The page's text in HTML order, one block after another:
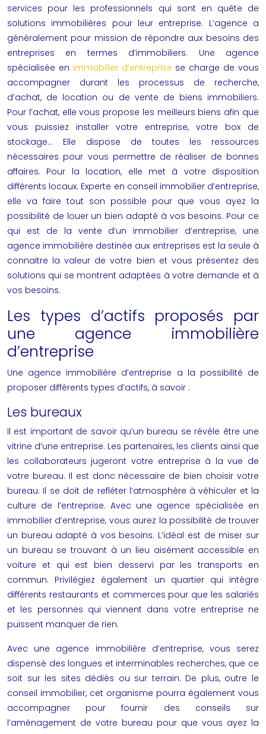
services pour les professionnels qui sont en quête de
solutions immobilières pour leur entreprise. L’agence a
généralement pour mission de répondre aux besoins des
entreprises en termes d’immobiliers. Une agence
spécialisée en immobilier d’entreprise se charge de vous
accompagner durant les processus de recherche,
d’achat, de location ou de vente de biens immobiliers.
Pour l’achat, elle vous propose les meilleurs biens afin que
vous puissiez installer votre entreprise, votre box de
stockage… Elle dispose de toutes les ressources
nécessaires pour vous permettre de réaliser de bonnes
affaires. Pour la location, elle met à votre disposition
différents locaux. Experte en conseil immobilier d’entreprise,
elle va faire tout son possible pour que vous ayez la
possibilité de louer un bien adapté à vos besoins. Pour ce
qui est de la vente d’un immobilier d’entreprise, une
agence immobilière destinée aux entreprises est la seule à
connaitre la valeur de votre bien et vous présentez des
solutions qui se montrent adaptées à votre demande et à
vos besoins.
Les types d’actifs proposés par
une agence immobilière
d’entreprise
Une agence immobilière d’entreprise a la possibilité de
proposer différents types d’actifs, à savoir :
Les bureaux
Il est important de savoir qu’un bureau se révèle être une
vitrine d’une entreprise. Les partenaires, les clients ainsi que
les collaborateurs jugeront votre entreprise à la vue de
votre bureau. Il est donc nécessaire de bien choisir votre
bureau. Il se doit de refléter l’atmosphère à véhiculer et la
culture de l’entreprise. Avec une agence spécialisée en
immobilier d’entreprise, vous aurez la possibilité de trouver
un bureau adapté à vos besoins. L’idéal est de miser sur
un bureau se trouvant à un lieu aisément accessible en
voiture et qui est bien desservi par les transports en
commun. Privilégiez également un quartier qui intègre
différents restaurants et commerces pour que les salariés
et les personnes qui viennent dans votre entreprise ne
puissent manquer de rien.
Avec une agence immobilière d’entreprise, vous serez
dispensé des longues et interminables recherches, que ce
soit sur les sites dédiés ou sur terrain. De plus, outre le
conseil immobilier, cet organisme pourra également vous
accompagner pour fournir des conseils sur
l’aménagement de votre bureau pour que vous ayez la